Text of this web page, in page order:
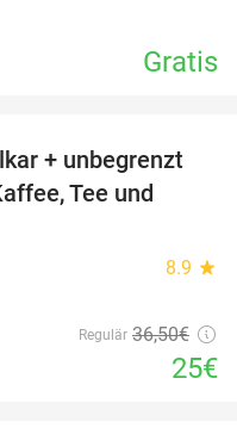
Gratis
32%
+ unbegrenzt
Tee und
8.9 star
Regulär 36,50€
25€